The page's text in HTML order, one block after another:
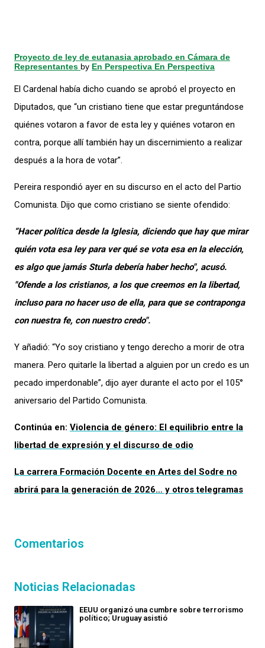
Proyecto de ley de eutanasia aprobado en Cámara de
Representantes by En Perspectiva En Perspectiva
El Cardenal había dicho cuando se aprobó el proyecto en
Diputados, que “un cristiano tiene que estar preguntándose
quiénes votaron a favor de esta ley y quiénes votaron en
contra, porque allí también hay un discernimiento a realizar
después a la hora de votar”.
Pereira respondió ayer en su discurso en el acto del Partio
Comunista. Dijo que como cristiano se siente ofendido:
“Hacer política desde la Iglesia, diciendo que hay que mirar
quién vota esa ley para ver qué se vota esa en la elección,
es algo que jamás Sturla debería haber hecho", acusó.
"Ofende a los cristianos, a los que creemos en la libertad,
incluso para no hacer uso de ella, para que se contraponga
con nuestra fe, con nuestro credo".
Y añadió: “Yo soy cristiano y tengo derecho a morir de otra
manera. Pero quitarle la libertad a alguien por un credo es un
pecado imperdonable”, dijo ayer durante el acto por el 105°
aniversario del Partido Comunista.
Continúa en: Violencia de género: El equilibrio entre la
libertad de expresión y el discurso de odio
La carrera Formación Docente en Artes del Sodre no
abrirá para la generación de 2026… y otros telegramas
Comentarios
Noticias Relacionadas
EEUU organizó una cumbre sobre terrorismo
político; Uruguay asistió